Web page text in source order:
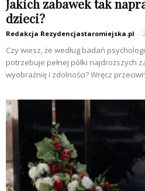
Jakich zabawek tak
dzieci?
Redakcja Rezydencjastaromiejska.pl -
Czy wiesz, że według badań
potrzebuje pełnej półki najdroższych
wyobraźnię i zdolności? Wręcz